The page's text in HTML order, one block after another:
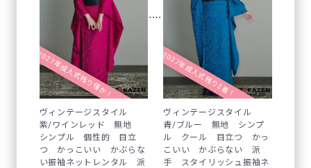
2027年成人式残り僅か！
ヴィンテージスタイル
紫/ワインレッド 無地
シンプル 個性的 目立
つ かっこいい かぶらな
い振袖ネットレンタル 派
2027年成人式残り2着！
ヴィンテージスタイル
青/ブルー 無地 シンプ
ル クール 目立つ かっ
こいい かぶらない 派
手 スタイリッシュ振袖ネ